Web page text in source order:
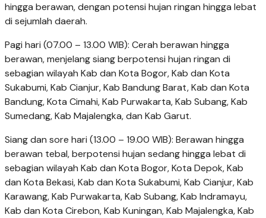
hingga berawan, dengan potensi hujan ringan hingga lebat
di sejumlah daerah.
Pagi hari (07.00 – 13.00 WIB): Cerah berawan hingga
berawan, menjelang siang berpotensi hujan ringan di
sebagian wilayah Kab dan Kota Bogor, Kab dan Kota
Sukabumi, Kab Cianjur, Kab Bandung Barat, Kab dan Kota
Bandung, Kota Cimahi, Kab Purwakarta, Kab Subang, Kab
Sumedang, Kab Majalengka, dan Kab Garut.
Siang dan sore hari (13.00 – 19.00 WIB): Berawan hingga
berawan tebal, berpotensi hujan sedang hingga lebat di
sebagian wilayah Kab dan Kota Bogor, Kota Depok, Kab
dan Kota Bekasi, Kab dan Kota Sukabumi, Kab Cianjur, Kab
Karawang, Kab Purwakarta, Kab Subang, Kab Indramayu,
Kab dan Kota Cirebon, Kab Kuningan, Kab Majalengka, Kab